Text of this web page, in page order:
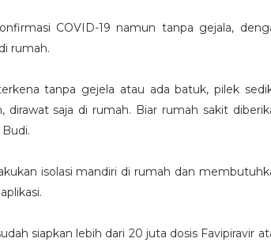
COVID-19 namun tanpa gejala,
rumah.
tanpa gejela atau ada batuk, pilek
saja di rumah. Biar rumah sakit
isolasi mandiri di rumah dan
siapkan lebih dari 20 juta dosis Favipiravir